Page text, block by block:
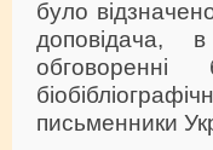
було
доповідача,
обговоренні
письменники